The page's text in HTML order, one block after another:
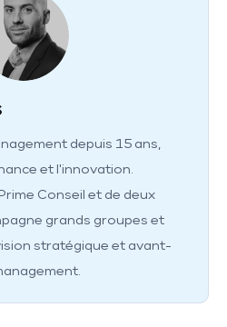
depuis 15 ans,
et l'innovation.
Conseil et de deux
grands groupes et
stratégique et avant-